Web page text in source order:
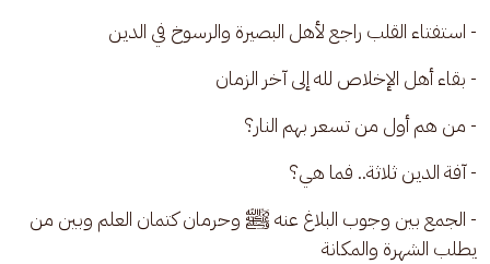
- استفتاء القلب راجع لأهل البصيرة والرسوخ في الدين
- بقاء أهل الإخلاص لله إلى آخر الزمان
- من هم أول من تسعر بهم النار؟
- آفة الدين ثلاثة.. فما هي؟
- الجمع بين وجوب البلاغ عنه ﷺ وحرمان كتمان العلم وبين من
يطلب الشهرة والمكانة